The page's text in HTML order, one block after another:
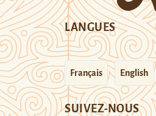
LANGUES
Français English
SUIVEZ-NOUS